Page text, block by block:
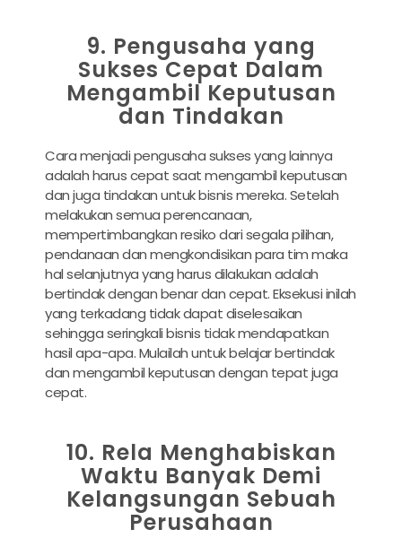
9. Pengusaha yang
Sukses Cepat Dalam
Mengambil Keputusan
dan Tindakan
Cara menjadi pengusaha sukses yang lainnya
adalah harus cepat saat mengambil keputusan
dan juga tindakan untuk bisnis mereka. Setelah
melakukan semua perencanaan,
mempertimbangkan resiko dari segala pilihan,
pendanaan dan mengkondisikan para tim maka
hal selanjutnya yang harus dilakukan adalah
bertindak dengan benar dan cepat. Eksekusi inilah
yang terkadang tidak dapat diselesaikan
sehingga seringkali bisnis tidak mendapatkan
hasil apa-apa. Mulailah untuk belajar bertindak
dan mengambil keputusan dengan tepat juga
cepat.
10. Rela Menghabiskan
Waktu Banyak Demi
Kelangsungan Sebuah
Perusahaan